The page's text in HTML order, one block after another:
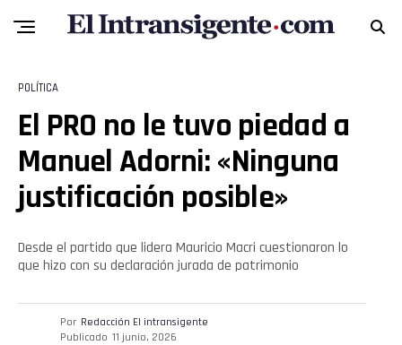
POLÍTICA
El PRO no le tuvo piedad a
Manuel Adorni: «Ninguna
justificación posible»
Desde el partido que lidera Mauricio Macri cuestionaron lo
que hizo con su declaración jurada de patrimonio
Por Redacción El intransigente
Publicado 11 junio, 2026